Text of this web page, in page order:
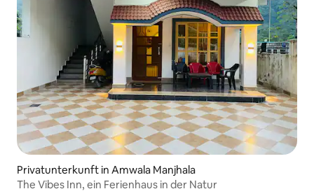
Privatunterkunft in Amwala Manjhala
The Vibes Inn, ein Ferienhaus in der Natur